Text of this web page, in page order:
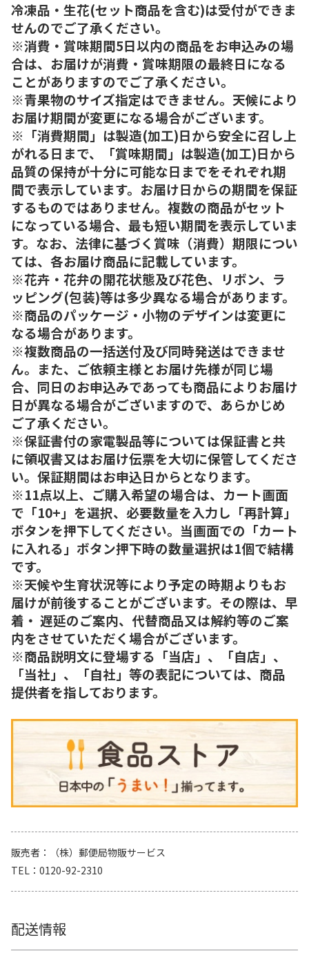
冷凍品・生花(セット商品を含む)は受付ができま
せんのでご了承ください。
※消費・賞味期間5日以内の商品をお申込みの場
合は、お届けが消費・賞味期限の最終日になる
ことがありますのでご了承ください。
※青果物のサイズ指定はできません。天候により
お届け期間が変更になる場合がございます。
※「消費期間」は製造(加工)日から安全に召し上
がれる日まで、「賞味期間」は製造(加工)日から
品質の保持が十分に可能な日までをそれぞれ期
間で表示しています。お届け日からの期間を保証
するものではありません。複数の商品がセット
になっている場合、最も短い期間を表示していま
す。なお、法律に基づく賞味（消費）期限につい
ては、各お届け商品に記載しています。
※花卉・花弁の開花状態及び花色、リボン、ラ
ッピング(包装)等は多少異なる場合があります。
※商品のパッケージ・小物のデザインは変更に
なる場合があります。
※複数商品の一括送付及び同時発送はできませ
ん。また、ご依頼主様とお届け先様が同じ場
合、同日のお申込みであっても商品によりお届け
日が異なる場合がございますので、あらかじめ
ご了承ください。
※保証書付の家電製品等については保証書と共
に領収書又はお届け伝票を大切に保管してくださ
い。保証期間はお申込日からとなります。
※11点以上、ご購入希望の場合は、カート画面
で「10+」を選択、必要数量を入力し「再計算」
ボタンを押下してください。当画面での「カート
に入れる」ボタン押下時の数量選択は1個で結構
です。
※天候や生育状況等により予定の時期よりもお
届けが前後することがございます。その際は、早
着・ 遅延のご案内、代替商品又は解約等のご案
内をさせていただく場合がございます。
※商品説明文に登場する「当店」、「自店」、
「当社」、「自社」等の表記については、商品
提供者を指しております。
販売者
（株）郵便局物販サービス
TEL
0120-92-2310
配送情報